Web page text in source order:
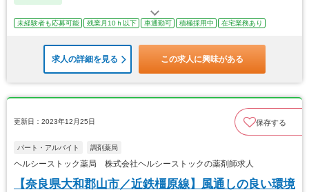
未経験者も応募可能 残業月10ｈ以下 車通勤可 積極採用中 在宅業務あり
求人の詳細を見る この求人に興味がある
更新日：2023年12月25日 保存する
パート・アルバイト 調剤薬局
ヘルシーストック薬局 株式会社ヘルシーストックの薬剤師求人
【奈良県大和郡山市／近鉄橿原線】風通しの良い環境